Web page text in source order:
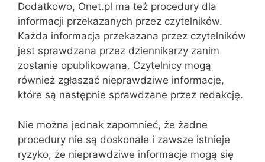
Dodatkowo, Onet.pl ma też procedury dla
informacji przekazanych przez czytelników.
Każda informacja przekazana przez czytelników
jest sprawdzana przez dziennikarzy zanim
zostanie opublikowana. Czytelnicy mogą
również zgłaszać nieprawdziwe informacje,
które są następnie sprawdzane przez redakcję.
Nie można jednak zapomnieć, że żadne
procedury nie są doskonałe i zawsze istnieje
ryzyko, że nieprawdziwe informacje mogą się